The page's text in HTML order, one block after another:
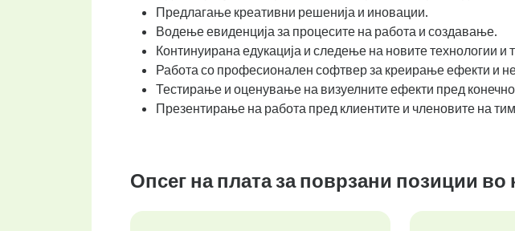
Предлагање креативни решенија и иновации.
Водење евиденција за процесите на работа и создавање.
Континуирана едукација и следење на новите технологии и
Работа со професионален софтвер за креирање ефекти и
Тестирање и оценување на визуелните ефекти пред
Презентирање на работа пред клиентите и членовите на
Опсег на плата за поврзани позиции во